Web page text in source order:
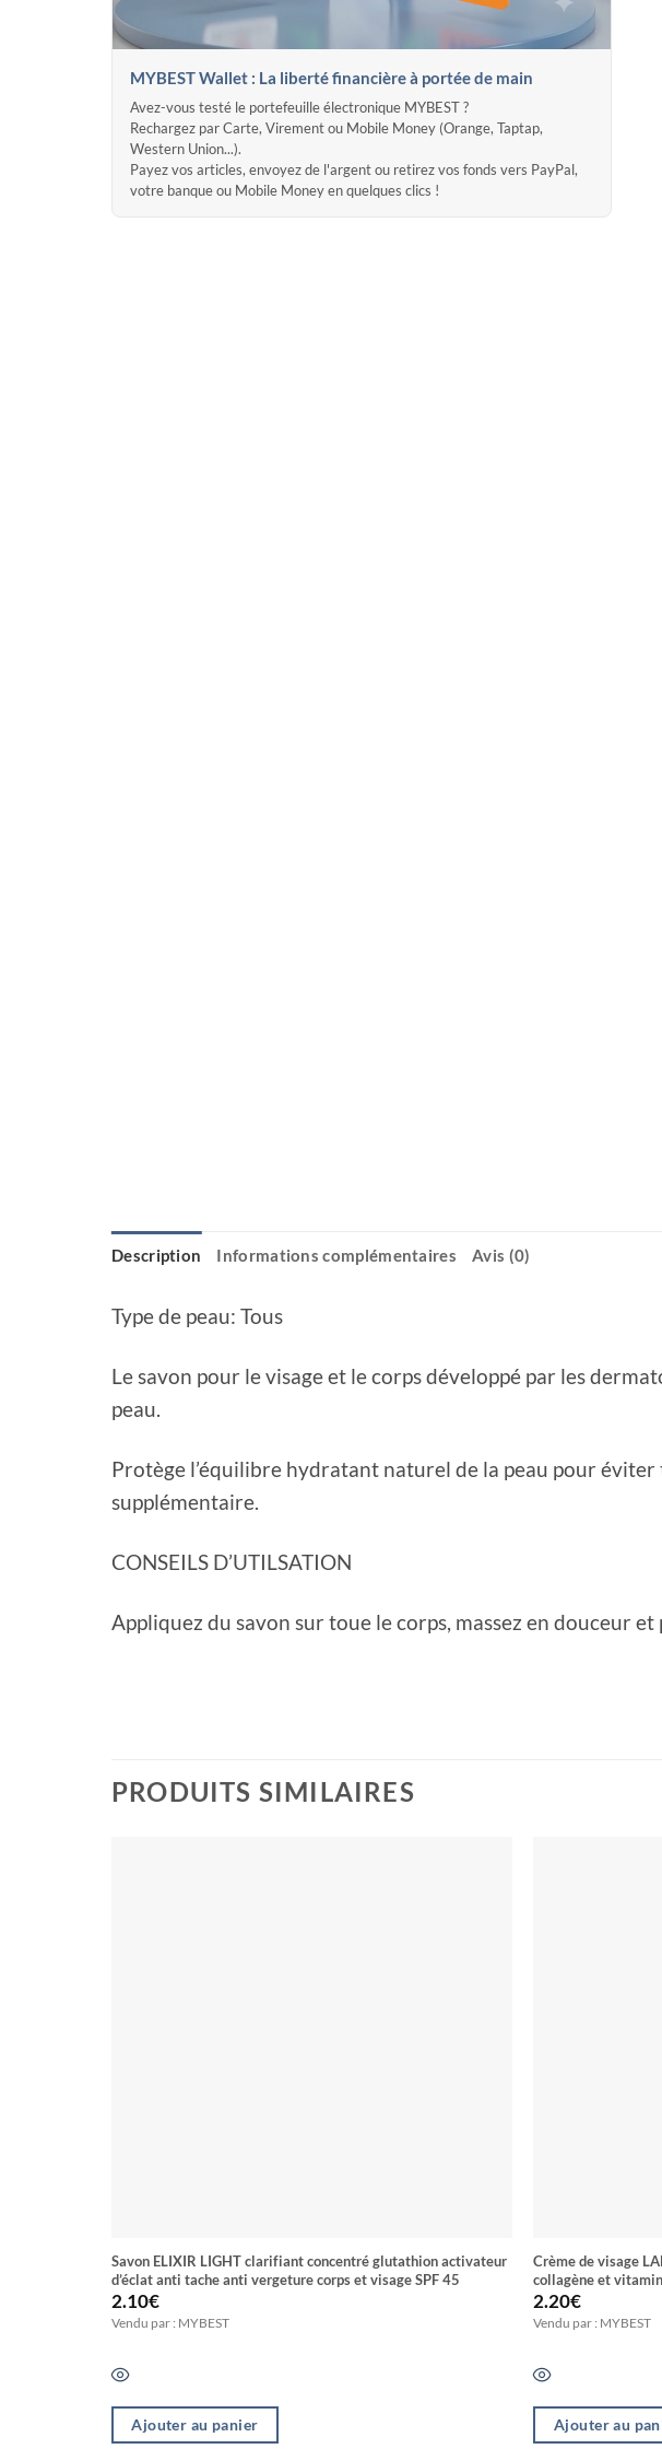
MYBEST Wallet : La liberté financière à portée de main
Avez-vous testé le portefeuille électronique MYBEST ?
Rechargez par Carte, Virement ou Mobile Money (Orange, Taptap,
Western Union...).
Payez vos articles, envoyez de l'argent ou retirez vos fonds vers PayPal,
votre banque ou Mobile Money en quelques clics !
Description Informations complémentaires Avis (0)
Type de peau: Tous
Le savon pour le visage et le corps développé par les
peau.
Protège l’équilibre hydratant naturel de la peau pour
supplémentaire.
CONSEILS D’UTILSATION
Appliquez du savon sur toue le corps, massez en douceur
PRODUITS SIMILAIRES
Savon ELIXIR LIGHT clarifiant concentré glutathion activateur
d’éclat anti tache anti vergeture corps et visage SPF 45
2.10€
Vendu par : MYBEST
Ajouter au panier
Crème de visage LALALA super unifiant aux acides de fruits
collagène et
2.20€
Vendu par : MYBEST
Ajouter au